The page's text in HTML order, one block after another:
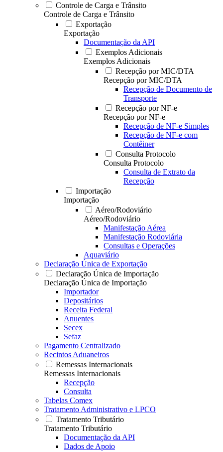
Controle de Carga e Trânsito
Controle de Carga e Trânsito
Exportação
Exportação
Documentação da API
Exemplos Adicionais
Exemplos Adicionais
Recepção por MIC/DTA
Recepção por MIC/DTA
Recepção de Documento de
Transporte
Recepção por NF-e
Recepção por NF-e
Recepção de NF-e Simples
Recepção de NF-e com
Contêiner
Consulta Protocolo
Consulta Protocolo
Consulta de Extrato da
Recepção
Importação
Importação
Aéreo/Rodoviário
Aéreo/Rodoviário
Manifestação Aérea
Manifestação Rodoviária
Consultas e Operações
Aquaviário
Declaração Única de Exportação
Declaração Única de Importação
Declaração Única de Importação
Importador
Depositários
Receita Federal
Anuentes
Secex
Sefaz
Pagamento Centralizado
Recintos Aduaneiros
Remessas Internacionais
Remessas Internacionais
Recepção
Consulta
Tabelas Comex
Tratamento Administrativo e LPCO
Tratamento Tributário
Tratamento Tributário
Documentação da API
Dados de Apoio